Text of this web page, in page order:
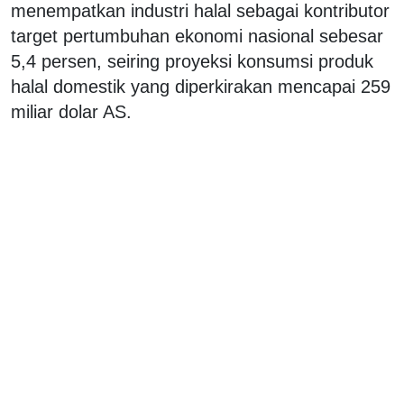
menempatkan industri halal sebagai kontributor
target pertumbuhan ekonomi nasional sebesar
5,4 persen, seiring proyeksi konsumsi produk
halal domestik yang diperkirakan mencapai 259
miliar dolar AS.